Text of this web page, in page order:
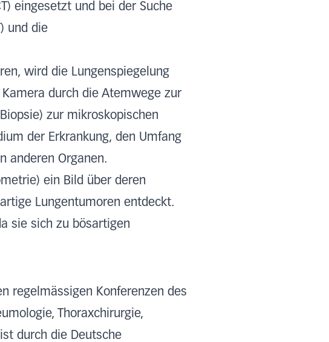
eingesetzt und bei der Suche
und die
wird die Lungenspiegelung
durch die Atemwege zur
zur mikroskopischen
der Erkrankung, den Umfang
anderen Organen.
ein Bild über deren
Lungentumoren entdeckt.
sie sich zu bösartigen
regelmässigen Konferenzen des
Thoraxchirurgie,
durch die Deutsche